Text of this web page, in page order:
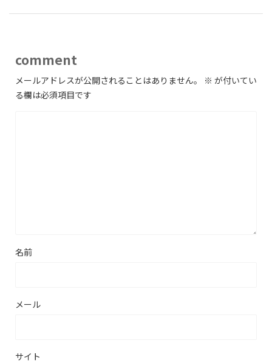
comment
メールアドレスが公開されることはありません。 ※ が付いてい
る欄は必須項目です
名前
メール
サイト